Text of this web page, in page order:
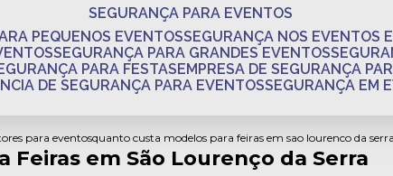
SEGURANÇA PARA EVENTOS
PEQUENOS EVENTOS SEGURANÇA NOS EVENTOS
SEGURANÇA PARA GRANDES EVENTOS
PARA FESTAS
EMPRESA DE SEGURANÇA
DE SEGURANÇA PARA EVENTOS SEGURANÇA EM
para eventosquanto custa modelos para feiras em sao lourenco da serra
Feiras em São Lourenço da Serra